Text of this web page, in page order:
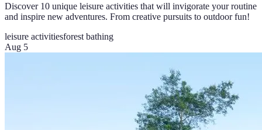
Discover 10 unique leisure activities that will invigorate your routine
and inspire new adventures. From creative pursuits to outdoor fun!
leisure activitiesforest bathing
Aug 5